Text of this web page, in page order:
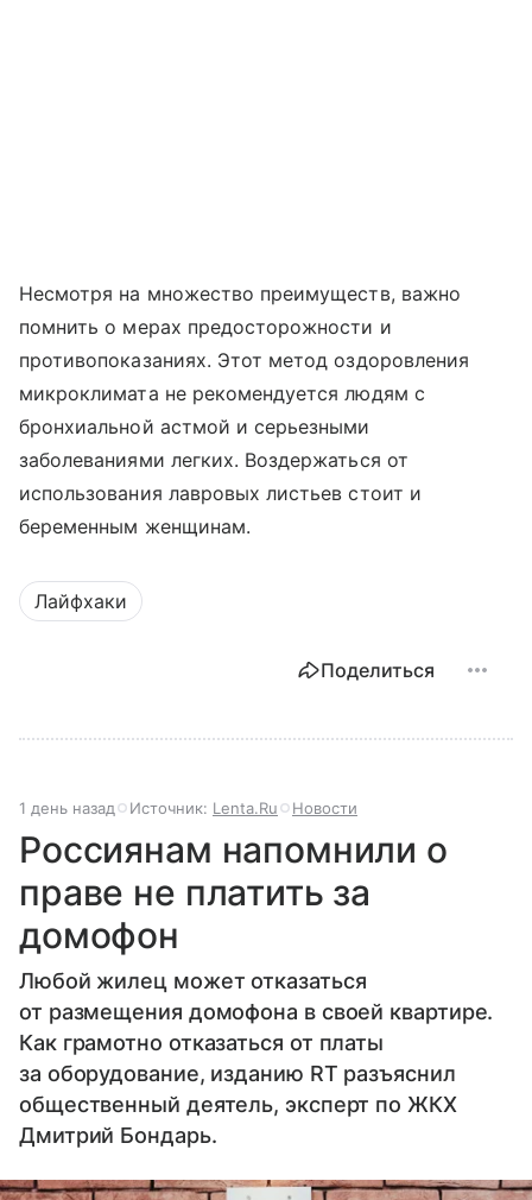
Несмотря на множество преимуществ, важно
помнить о мерах предосторожности и
противопоказаниях. Этот метод оздоровления
микроклимата не рекомендуется людям с
бронхиальной астмой и серьезными
заболеваниями легких. Воздержаться от
использования лавровых листьев стоит и
беременным женщинам.
Лайфхаки
Поделиться
1 день назад Источник: Lenta.Ru Новости
Россиянам напомнили о
праве не платить за
домофон
Любой жилец может отказаться
от размещения домофона в своей квартире.
Как грамотно отказаться от платы
за оборудование, изданию RT разъяснил
общественный деятель, эксперт по ЖКХ
Дмитрий Бондарь.